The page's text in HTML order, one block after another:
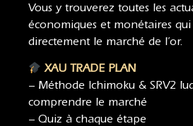
Vous y trouverez toutes les
économiques et monétaires
directement le marché de l’or.
XAU TRADE PLAN
– Méthode Ichimoku & SRV2
comprendre le marché
– Quiz à chaque étape